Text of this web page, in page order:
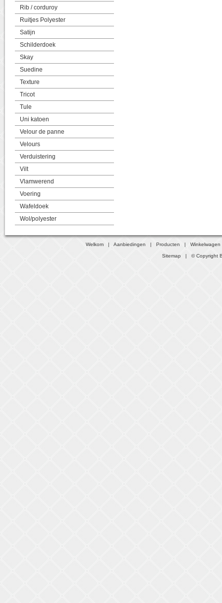
Rib / corduroy
Ruitjes Polyester
Satijn
Schilderdoek
Skay
Suedine
Texture
Tricot
Tule
Uni katoen
Velour de panne
Velours
Verduistering
Vilt
Vlamwerend
Voering
Wafeldoek
Wol/polyester
Welkom |Aanbiedingen |Producten |Winkelwagen
Sitemap | © Copyright